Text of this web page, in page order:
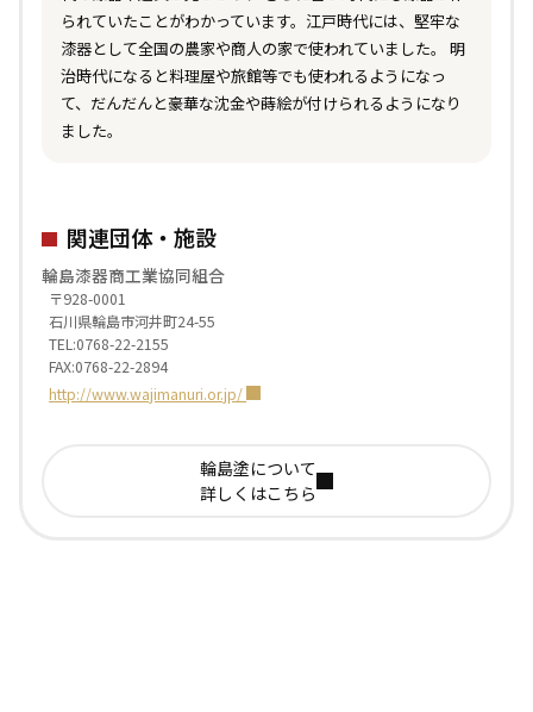
られていたことがわかっています。江戸時代には、堅牢な
漆器として全国の農家や商人の家で使われていました。 明
治時代になると料理屋や旅館等でも使われるようになっ
て、だんだんと豪華な沈金や蒔絵が付けられるようになり
ました。
関連団体・施設
輪島漆器商工業協同組合
〒928-0001
石川県輪島市河井町24-55
TEL:0768-22-2155
FAX:0768-22-2894
http://www.wajimanuri.or.jp/
輪島塗について
詳しくはこちら